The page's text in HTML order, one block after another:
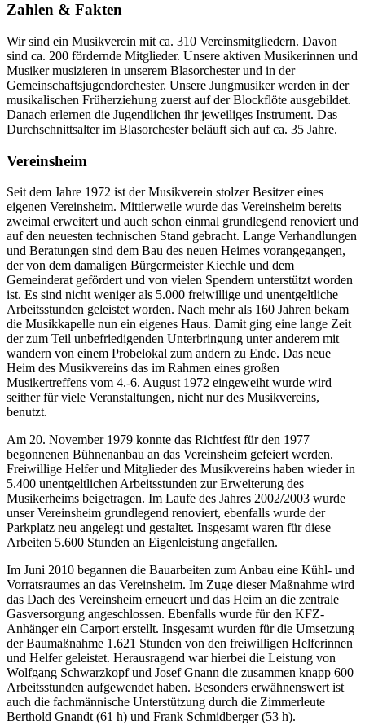
Zahlen & Fakten
Wir sind ein Musikverein mit ca. 310 Vereinsmitgliedern. Davon
sind ca. 200 fördernde Mitglieder. Unsere aktiven Musikerinnen und
Musiker musizieren in unserem Blasorchester und in der
Gemeinschaftsjugendorchester. Unsere Jungmusiker werden in der
musikalischen Früherziehung zuerst auf der Blockflöte ausgebildet.
Danach erlernen die Jugendlichen ihr jeweiliges Instrument. Das
Durchschnittsalter im Blasorchester beläuft sich auf ca. 35 Jahre.
Vereinsheim
Seit dem Jahre 1972 ist der Musikverein stolzer Besitzer eines
eigenen Vereinsheim. Mittlerweile wurde das Vereinsheim bereits
zweimal erweitert und auch schon einmal grundlegend renoviert und
auf den neuesten technischen Stand gebracht. Lange Verhandlungen
und Beratungen sind dem Bau des neuen Heimes vorangegangen,
der von dem damaligen Bürgermeister Kiechle und dem
Gemeinderat gefördert und von vielen Spendern unterstützt worden
ist. Es sind nicht weniger als 5.000 freiwillige und unentgeltliche
Arbeitsstunden geleistet worden. Nach mehr als 160 Jahren bekam
die Musikkapelle nun ein eigenes Haus. Damit ging eine lange Zeit
der zum Teil unbefriedigenden Unterbringung unter anderem mit
wandern von einem Probelokal zum andern zu Ende. Das neue
Heim des Musikvereins das im Rahmen eines großen
Musikertreffens vom 4.-6. August 1972 eingeweiht wurde wird
seither für viele Veranstaltungen, nicht nur des Musikvereins,
benutzt.
Am 20. November 1979 konnte das Richtfest für den 1977
begonnenen Bühnenanbau an das Vereinsheim gefeiert werden.
Freiwillige Helfer und Mitglieder des Musikvereins haben wieder in
5.400 unentgeltlichen Arbeitsstunden zur Erweiterung des
Musikerheims beigetragen. Im Laufe des Jahres 2002/2003 wurde
unser Vereinsheim grundlegend renoviert, ebenfalls wurde der
Parkplatz neu angelegt und gestaltet. Insgesamt waren für diese
Arbeiten 5.600 Stunden an Eigenleistung angefallen.
Im Juni 2010 begannen die Bauarbeiten zum Anbau eine Kühl- und
Vorratsraumes an das Vereinsheim. Im Zuge dieser Maßnahme wird
das Dach des Vereinsheim erneuert und das Heim an die zentrale
Gasversorgung angeschlossen. Ebenfalls wurde für den KFZ-
Anhänger ein Carport erstellt. Insgesamt wurden für die Umsetzung
der Baumaßnahme 1.621 Stunden von den freiwilligen Helferinnen
und Helfer geleistet. Herausragend war hierbei die Leistung von
Wolfgang Schwarzkopf und Josef Gnann die zusammen knapp 600
Arbeitsstunden aufgewendet haben. Besonders erwähnenswert ist
auch die fachmännische Unterstützung durch die Zimmerleute
Berthold Gnandt (61 h) und Frank Schmidberger (53 h).